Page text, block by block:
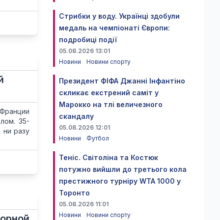
35-
ни разу
Стрибки у воду. Українці здобули
медаль на чемпіонаті Європи:
подробиці події
05.08.2026 13:01
Новини
Новини спорту
Президент ФІФА Джанні Інфантіно
скликає екстрений саміт у
Марокко на тлі величезного
скандалу
05.08.2026 12:01
Новини
Футбол
Теніс. Світоліна та Костюк
потужно вийшли до третього кола
престижного турніру WTA 1000 у
Торонто
05.08.2026 11:01
Новини
Новини спорту